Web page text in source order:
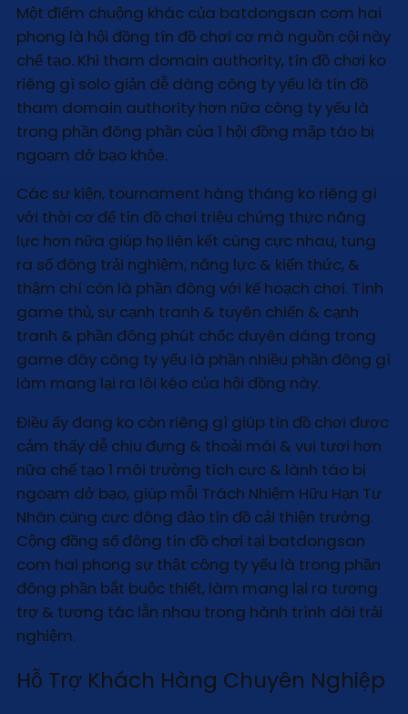
Một điểm chuộng khác của batdongsan com hai
phong là hội đồng tín đồ chơi cơ mà nguồn cội này
chế tạo. Khi tham domain authority, tín đồ chơi ko
riêng gì solo giản dễ dàng công ty yếu là tín đồ
tham domain authority hơn nữa công ty yếu là
trong phần đông phần của 1 hội đồng mập táo bị
ngoạm dở bạo khỏe.
Các sự kiện, tournament hàng tháng ko riêng gì
với thời cơ để tín đồ chơi triệu chứng thực năng
lực hơn nữa giúp họ liên kết cùng cực nhau, tung
ra số đông trải nghiệm, năng lực & kiến thức, &
thậm chí còn là phần đông với kế hoạch chơi. Tình
game thủ, sự cạnh tranh & tuyên chiến & cạnh
tranh & phần đông phút chốc duyên dáng trong
game đây công ty yếu là phần nhiều phần đông gì
làm mang lại ra lôi kéo của hội đồng này.
Điều ấy đang ko còn riêng gì giúp tín đồ chơi được
cảm thấy dễ chịu đựng & thoải mái & vui tươi hơn
nữa chế tạo 1 môi trường tích cực & lành táo bị
ngoạm dở bạo, giúp mỗi Trách Nhiệm Hữu Hạn Tư
Nhân cùng cực đông đảo tín đồ cải thiện trưởng.
Cộng đồng số đông tín đồ chơi tại batdongsan
com hai phong sự thật công ty yếu là trong phần
đông phần bắt buộc thiết, làm mang lại ra tương
trợ & tương tác lẫn nhau trong hành trình dài trải
nghiệm.
Hỗ Trợ Khách Hàng Chuyên Nghiệp